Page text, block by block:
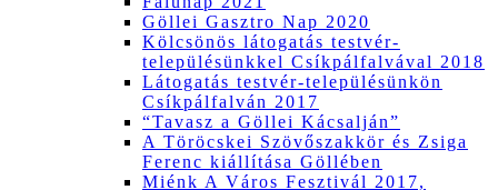
Göllei Gasztro Nap 2020
Kölcsönös látogatás testvér-
településünkkel Csíkpálfalvával 2018
Látogatás testvér-településünkön
Csíkpálfalván 2017
“Tavasz a Göllei Kácsalján”
A Töröcskei Szövőszakkör és Zsiga
Ferenc kiállítása Göllében
Miénk A Város Fesztivál 2017,